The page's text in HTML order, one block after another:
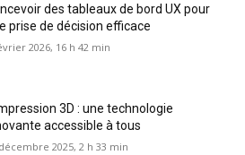
des tableaux de bord UX pour
prise de décision efficace
2026, 16 h 42 min
3D : une technologie
accessible à tous
2025, 2 h 33 min